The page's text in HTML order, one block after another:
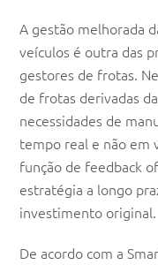
A gestão melhorada
veículos é outra das
gestores de frotas.
de frotas derivadas
necessidades de
tempo real e não em
função de feedback
estratégia a longo
investimento original.
De acordo com a